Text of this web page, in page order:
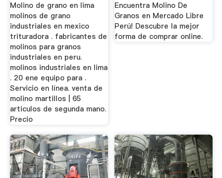
Molino de grano en lima
molinos de grano
industriales en mexico
trituradora . fabricantes de
molinos para granos
industriales en peru.
molinos industriales en lima
. 20 ene equipo para .
Servicio en línea. venta de
molino martillos | 65
articulos de segunda mano.
Precio
Encuentra Molino De
Granos en Mercado Libre
Perú! Descubre la mejor
forma de comprar online.